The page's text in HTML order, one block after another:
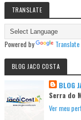
TRANSLATE
Powered by Translate
BLOG JACO COSTA
BLOG
Serra do
Ver meu